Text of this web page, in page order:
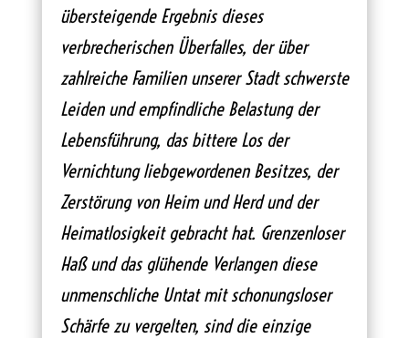
übersteigende Ergebnis dieses
verbrecherischen Überfalles, der über
zahlreiche Familien unserer Stadt schwerste
Leiden und empfindliche Belastung der
Lebensführung, das bittere Los der
Vernichtung liebgewordenen Besitzes, der
Zerstörung von Heim und Herd und der
Heimatlosigkeit gebracht hat. Grenzenloser
Haß und das glühende Verlangen diese
unmenschliche Untat mit schonungsloser
Schärfe zu vergelten, sind die einzige